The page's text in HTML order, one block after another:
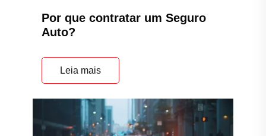
Por que contratar um Seguro
Auto?
Leia mais